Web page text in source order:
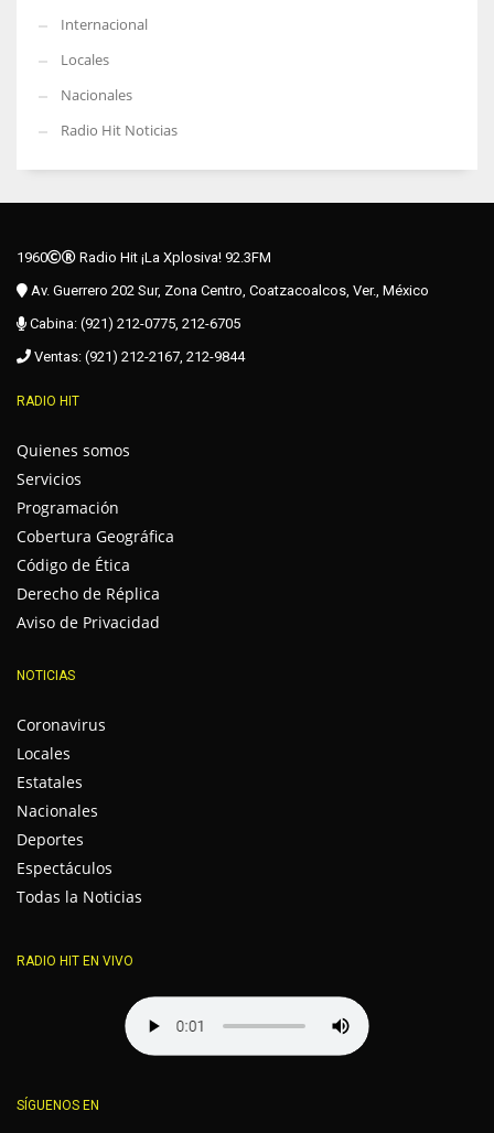
Internacional
Locales
Nacionales
Radio Hit Noticias
1960
Radio Hit ¡La Xplosiva! 92.3FM
Av. Guerrero 202 Sur, Zona Centro, Coatzacoalcos, Ver., México
Cabina: (921) 212-0775, 212-6705
Ventas: (921) 212-2167, 212-9844
RADIO HIT
Quienes somos
Servicios
Programación
Cobertura Geográfica
Código de Ética
Derecho de Réplica
Aviso de Privacidad
NOTICIAS
Coronavirus
Locales
Estatales
Nacionales
Deportes
Espectáculos
Todas la Noticias
RADIO HIT EN VIVO
SÍGUENOS EN